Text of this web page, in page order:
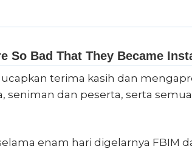
terima kasih dan
seniman dan peserta, serta
enam hari digelarnya FBIM